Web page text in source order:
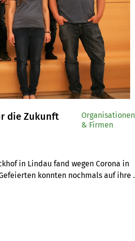
die Zukunft
in Lindau fand wegen Corona in
konnten nochmals auf ihre
Organisationen
& Firmen